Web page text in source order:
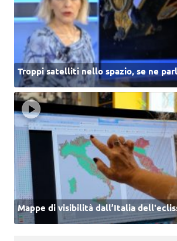
Troppi satelliti nello spazio, se ne
Mappe di visibilità dall’Italia